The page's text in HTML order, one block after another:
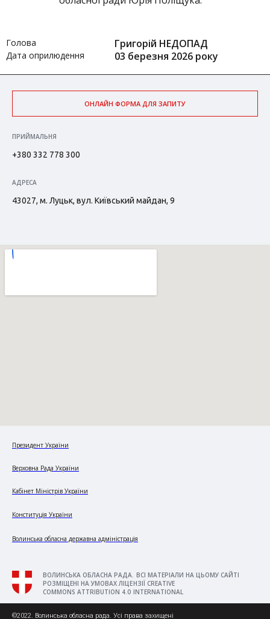
Голова Григорій НЕДОПАД
Дата оприлюдення 03 березня 2026 року
ОНЛАЙН ФОРМА ДЛЯ ЗАПИТУ
ПРИЙМАЛЬНЯ
+380 332 778 300
АДРЕСА
43027, м. Луцьк, вул. Київський майдан, 9
Президент України
Верховна Рада України
Кабінет Міністрів України
Конституція України
Волинська обласна державна адміністрація
ВОЛИНСЬКА ОБЛАСНА РАДА. ВСІ МАТЕРІАЛИ НА ЦЬОМУ САЙТІ
РОЗМІЩЕНІ НА УМОВАХ ЛІЦЕНЗІЇ CREATIVE
COMMONS ATTRIBUTION 4.0 INTERNATIONAL
©2022. Волинська обласна рада. Усі права захищені